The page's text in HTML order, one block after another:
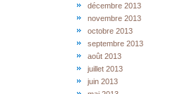
décembre 2013
novembre 2013
octobre 2013
septembre 2013
août 2013
juillet 2013
juin 2013